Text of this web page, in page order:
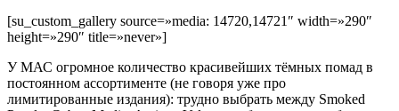
[su_custom_gallery source=»media: 14720,14721″ width=»290″
height=»290″ title=»never»]
У МАС огромное количество красивейших тёмных помад в
постоянном ассортименте (не говоря уже про
лимитированные издания): трудно выбрать между Smoked